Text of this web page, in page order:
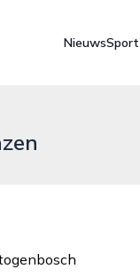
NieuwsSport